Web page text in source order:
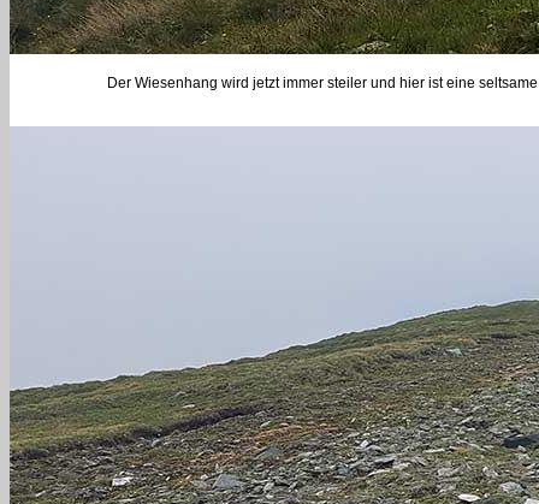
Der Wiesenhang wird jetzt immer steiler und hier ist eine